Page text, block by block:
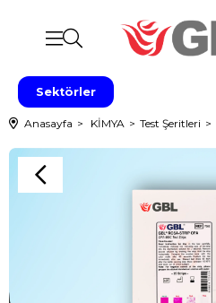
Sektörler
Anasayfa KİMYA Test Şeritleri